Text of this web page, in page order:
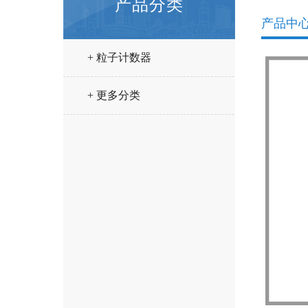
产品分类
+ 粒子计数器
+ 更多分类
产品中